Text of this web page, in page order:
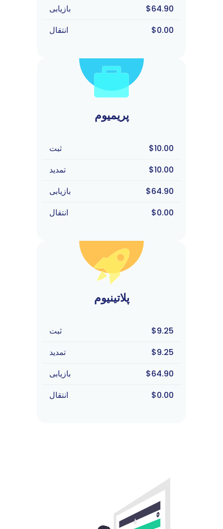
$64.90
بازیابی
$0.00
انتقال
پریمیوم
$10.00
ثبت
$10.00
تمدید
$64.90
بازیابی
$0.00
انتقال
پلاتینیوم
$9.25
ثبت
$9.25
تمدید
$64.90
بازیابی
$0.00
انتقال